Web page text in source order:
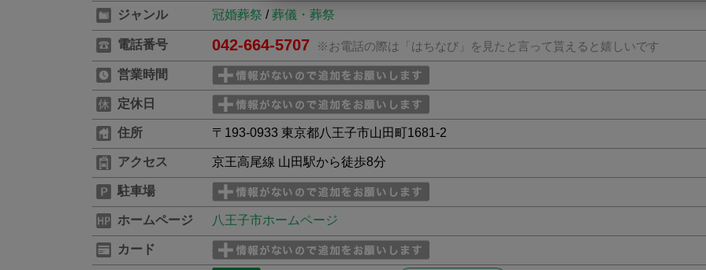
ジャンル 冠婚葬祭 /葬儀・葬祭
電話番号 042-664-5707 ※お電話の際は「はちなび」を見たと言って貰えると嬉しいです
営業時間
定休日
住所 〒193-0933 東京都八王子市山田町1681-2
アクセス 京王高尾線 山田駅から徒歩8分
駐車場
ホームページ 八王子市ホームページ
カード